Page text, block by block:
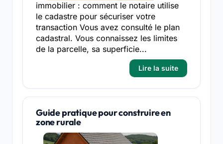
immobilier : comment le notaire utilise
le cadastre pour sécuriser votre
transaction Vous avez consulté le plan
cadastral. Vous connaissez les limites
de la parcelle, sa superficie...
Lire la suite
Guide pratique pour construire en
zone rurale